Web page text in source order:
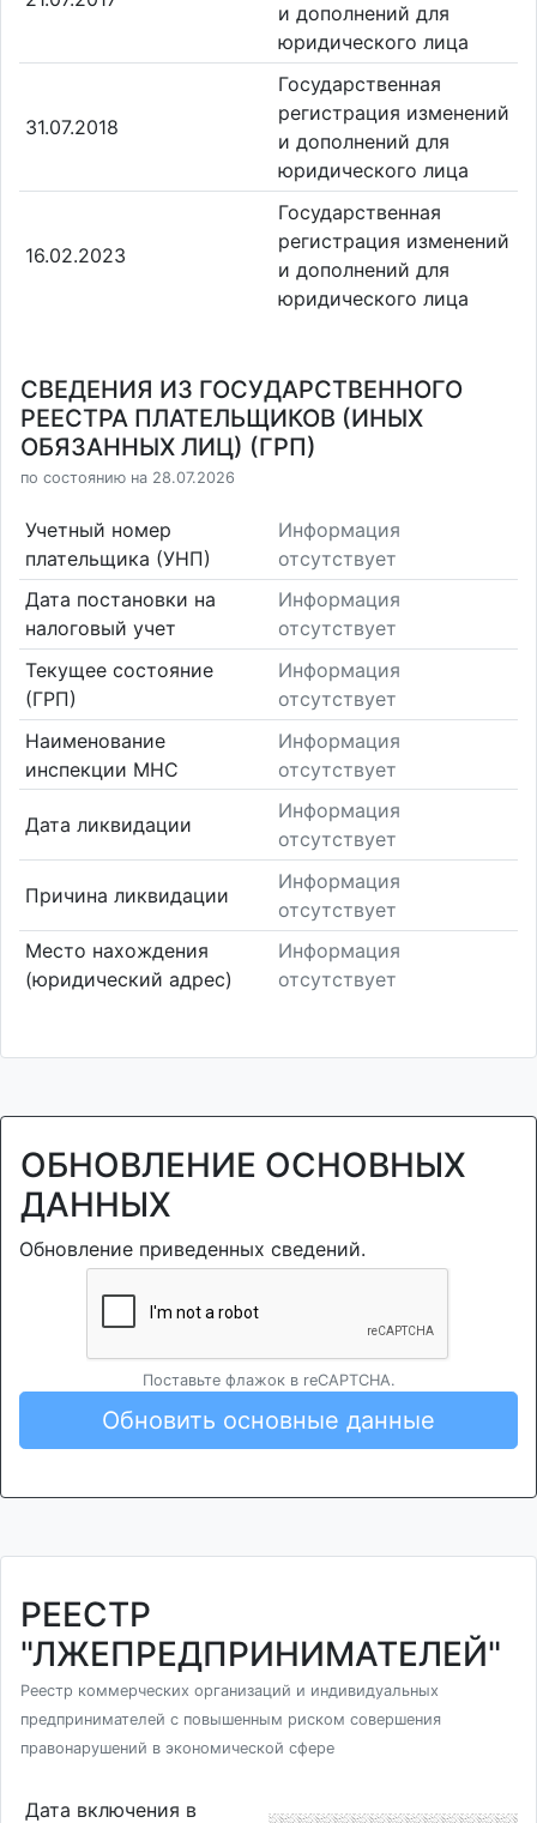
и дополнений для
юридического лица
31.07.2018
Государственная
регистрация изменений
и дополнений для
юридического лица
16.02.2023
Государственная
регистрация изменений
и дополнений для
юридического лица
СВЕДЕНИЯ ИЗ ГОСУДАРСТВЕННОГО
РЕЕСТРА ПЛАТЕЛЬЩИКОВ (ИНЫХ
ОБЯЗАННЫХ ЛИЦ) (ГРП)
по состоянию на 28.07.2026
Учетный номер
плательщика (УНП)
Информация
отсутствует
Дата постановки на
налоговый учет
Информация
отсутствует
Текущее состояние
(ГРП)
Информация
отсутствует
Наименование
инспекции МНС
Информация
отсутствует
Дата ликвидации
Информация
отсутствует
Причина ликвидации
Информация
отсутствует
Место нахождения
(юридический адрес)
Информация
отсутствует
ОБНОВЛЕНИЕ ОСНОВНЫХ
ДАННЫХ
Обновление приведенных сведений.
Поставьте флажок в reCAPTCHA.
Обновить основные данные
РЕЕСТР
"ЛЖЕПРЕДПРИНИМАТЕЛЕЙ"
Реестр коммерческих организаций и индивидуальных
предпринимателей с повышенным риском совершения
правонарушений в экономической сфере
Дата включения в